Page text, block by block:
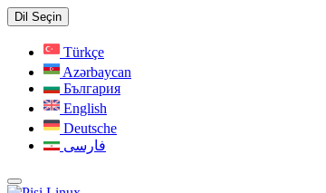
Dil Seçin
Türkçe
Azərbaycan
България
English
Deutsche
فارسی